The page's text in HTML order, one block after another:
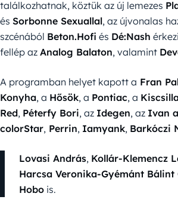
találkozhatnak, köztük az új lemezes
és Sorbonne Sexuallal, az újvonalas
szcénából Beton.Hofi és Dé:Nash
fellép az Analog Balaton, valamint
A programban helyet kapott a Fran
Konyha, a Hősök, a Pontiac, a
Red, Péterfy Bori, az Idegen, az Ivan
colorStar, Perrin, Iamyank, Barkóczi
Lovasi András, Kollár-Klemencz
Harcsa Veronika-Gyémánt Bálint
Hobo is.